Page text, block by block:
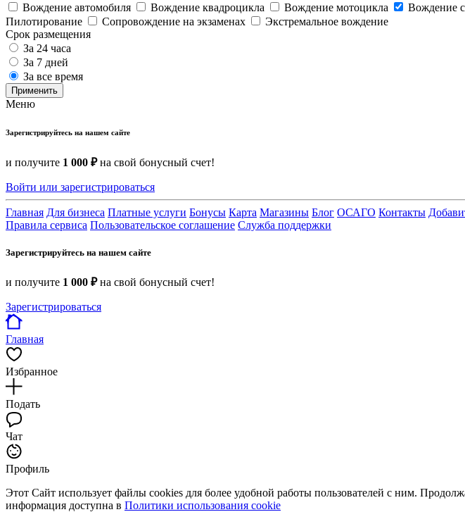
Вождение автомобиля
Вождение квадроцикла Вождение мотоцикла Вождение
Пилотирование
Сопровождение на экзаменах
Экстремальное вождение
Срок размещения
За 24 часа
За 7 дней
За все время
Применить
Меню
Зарегистрируйтесь на нашем сайте
и получите 1 000 ₽на свой бонусный счет!
Войти или зарегистрироваться
Главная Для бизнеса Платные услуги Бонусы Карта Магазины Блог ОСАГО Контакты
Правила сервиса Пользовательское соглашение Служба поддержки
Зарегистрируйтесь на нашем сайте
и получите 1 000 ₽на свой бонусный счет!
Зарегистрироваться
Главная
Избранное
Подать
Чат
Профиль
Этот Сайт использует файлы cookies для более удобной работы пользователей с ним.
информация доступна в Политики использования cookie